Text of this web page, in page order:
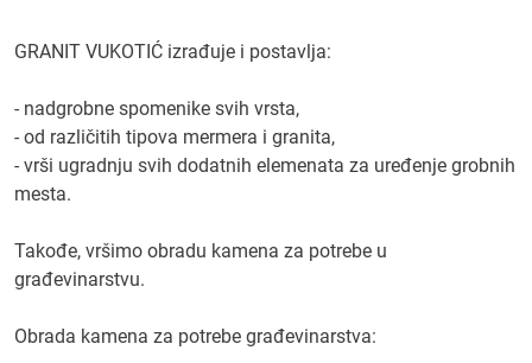
GRANIT VUKOTIĆ izrađuje i postavlja:
- nadgrobne spomenike svih vrsta,
- od različitih tipova mermera i granita,
- vrši ugradnju svih dodatnih elemenata za uređenje grobnih
mesta.
Takođe, vršimo obradu kamena za potrebe u
građevinarstvu.
Obrada kamena za potrebe građevinarstva: